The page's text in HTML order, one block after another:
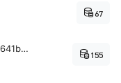
67
15549115c641bc6524e64d1d800349ec7396
155